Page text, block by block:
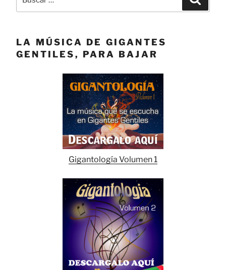
LA MÚSICA DE GIGANTES
GENTILES, PARA BAJAR
Gigantología Volumen 1